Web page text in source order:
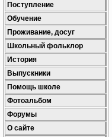
Поступление
Обучение
Проживание, досуг
Школьный фольклор
История
Выпускники
Помощь школе
Фотоальбом
Форумы
О сайте